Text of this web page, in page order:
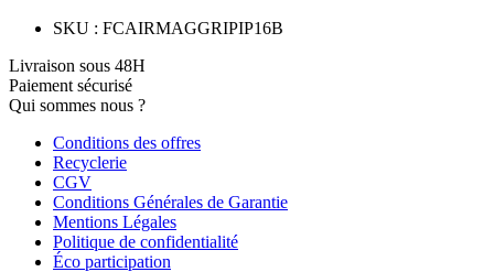
SKU : FCAIRMAGGRIPIP16B
Livraison sous 48H
Paiement sécurisé
Qui sommes nous ?
Conditions des offres
Recyclerie
CGV
Conditions Générales de Garantie
Mentions Légales
Politique de confidentialité
Éco participation